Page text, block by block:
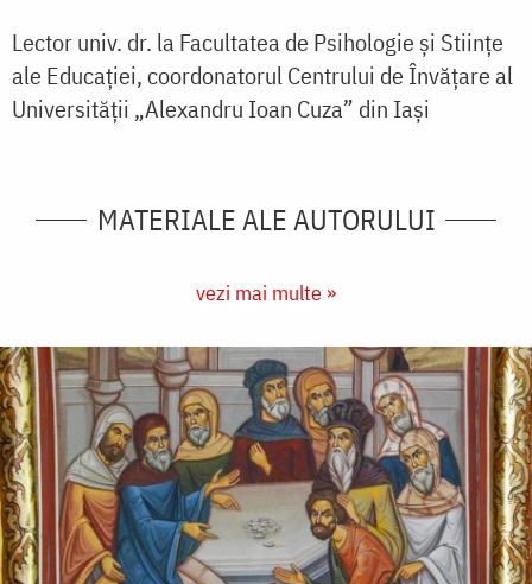
Lector univ. dr. la Facultatea de Psihologie şi Stiinţe
ale Educaţiei, coordonatorul Centrului de Învăţare al
Universităţii „Alexandru Ioan Cuza” din Iaşi
MATERIALE ALE AUTORULUI
vezi mai multe »